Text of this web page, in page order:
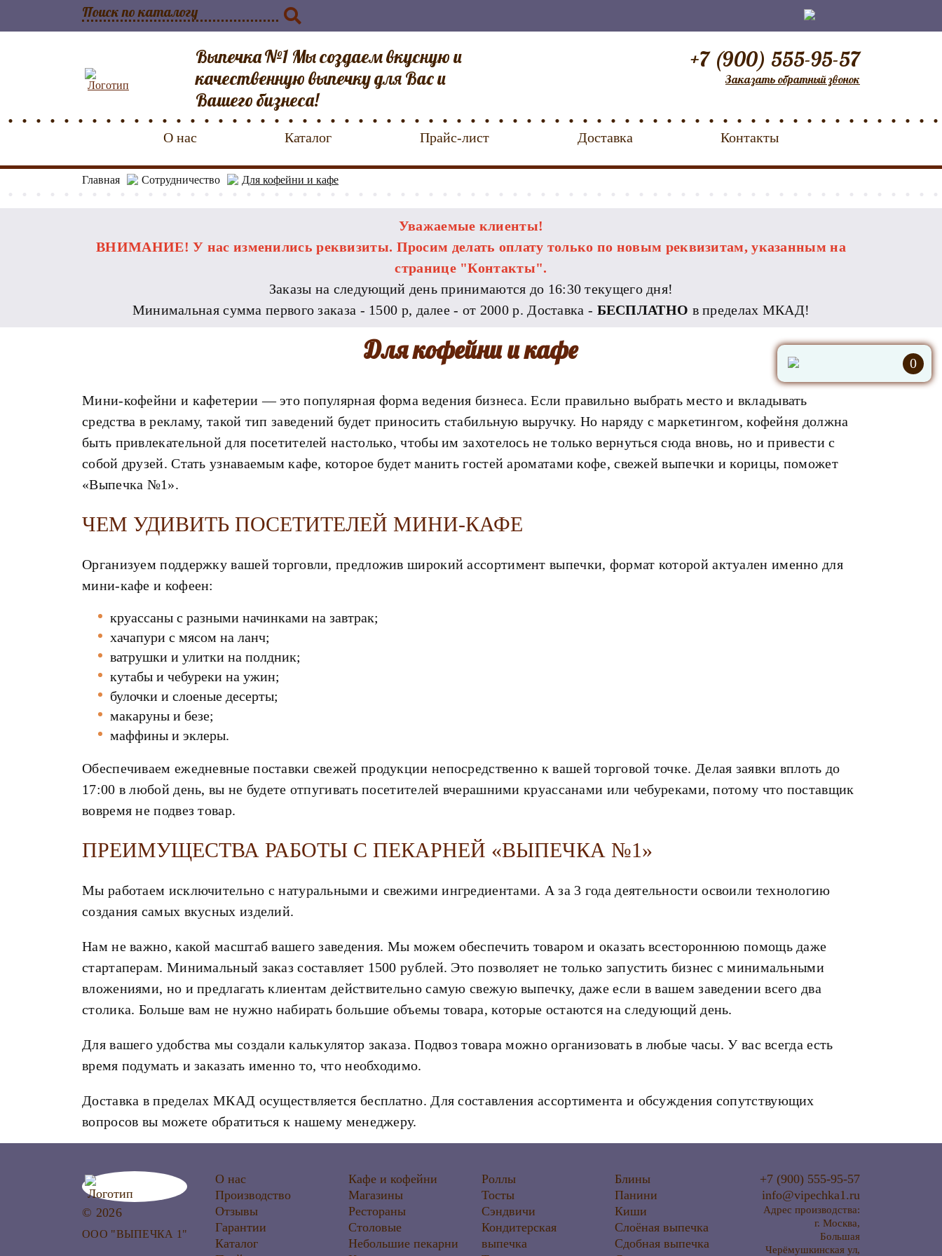
Выпечка №1 Мы создаем вкусную и
качественную выпечку для Вас и
Вашего бизнеса!
+7 (900) 555-95-57
Заказать обратный звонок
О нас Каталог Прайс-лист Доставка Контакты
Главная Сотрудничество Для кофейни и кафе
Уважаемые клиенты!
ВНИМАНИЕ! У нас изменились реквизиты. Просим делать оплату только по новым реквизитам, указанным на
странице "Контакты".
Заказы на следующий день принимаются до 16:30 текущего дня!
Минимальная сумма первого заказа - 1500 р, далее - от 2000 р. Доставка - БЕСПЛАТНО в пределах МКАД!
0
Для кофейни и кафе
Мини-кофейни и кафетерии — это популярная форма ведения бизнеса. Если правильно выбрать место и вкладывать
средства в рекламу, такой тип заведений будет приносить стабильную выручку. Но наряду с маркетингом, кофейня должна
быть привлекательной для посетителей настолько, чтобы им захотелось не только вернуться сюда вновь, но и привести с
собой друзей. Стать узнаваемым кафе, которое будет манить гостей ароматами кофе, свежей выпечки и корицы, поможет
«Выпечка №1».
ЧЕМ УДИВИТЬ ПОСЕТИТЕЛЕЙ МИНИ-КАФЕ
Организуем поддержку вашей торговли, предложив широкий ассортимент выпечки, формат которой актуален именно для
мини-кафе и кофеен:
круассаны с разными начинками на завтрак;
хачапури с мясом на ланч;
ватрушки и улитки на полдник;
кутабы и чебуреки на ужин;
булочки и слоеные десерты;
макаруны и безе;
маффины и эклеры.
Обеспечиваем ежедневные поставки свежей продукции непосредственно к вашей торговой точке. Делая заявки вплоть до
17:00 в любой день, вы не будете отпугивать посетителей вчерашними круассанами или чебуреками, потому что поставщик
вовремя не подвез товар.
ПРЕИМУЩЕСТВА РАБОТЫ С ПЕКАРНЕЙ «ВЫПЕЧКА №1»
Мы работаем исключительно с натуральными и свежими ингредиентами. А за 3 года деятельности освоили технологию
создания самых вкусных изделий.
Нам не важно, какой масштаб вашего заведения. Мы можем обеспечить товаром и оказать всестороннюю помощь даже
стартаперам. Минимальный заказ составляет 1500 рублей. Это позволяет не только запустить бизнес с минимальными
вложениями, но и предлагать клиентам действительно самую свежую выпечку, даже если в вашем заведении всего два
столика. Больше вам не нужно набирать большие объемы товара, которые остаются на следующий день.
Для вашего удобства мы создали калькулятор заказа. Подвоз товара можно организовать в любые часы. У вас всегда есть
время подумать и заказать именно то, что необходимо.
Доставка в пределах МКАД осуществляется бесплатно. Для составления ассортимента и обсуждения сопутствующих
вопросов вы можете обратиться к нашему менеджеру.
© 2026
ООО "ВЫПЕЧКА 1"
О нас
Производство
Отзывы
Гарантии
Каталог
Кафе и кофейни
Магазины
Рестораны
Столовые
Небольшие пекарни
Роллы
Тосты
Сэндвичи
Кондитерская
выпечка
Блины
Панини
Киши
Слоёная выпечка
Сдобная выпечка
+7 (900) 555-95-57
info@vipechka1.ru
Адрес производства:
г. Москва,
Большая
Черёмушкинская ул,